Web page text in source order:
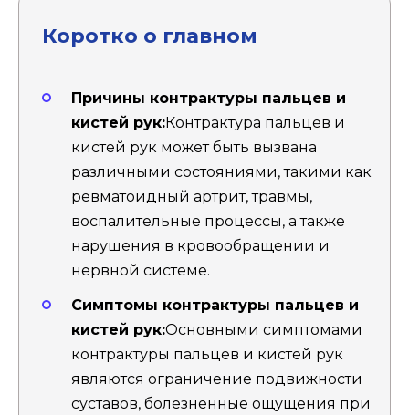
Коротко о главном
Причины контрактуры пальцев и
кистей рук:Контрактура пальцев и
кистей рук может быть вызвана
различными состояниями, такими как
ревматоидный артрит, травмы,
воспалительные процессы, а также
нарушения в кровообращении и
нервной системе.
Симптомы контрактуры пальцев и
кистей рук:Основными симптомами
контрактуры пальцев и кистей рук
являются ограничение подвижности
суставов, болезненные ощущения при